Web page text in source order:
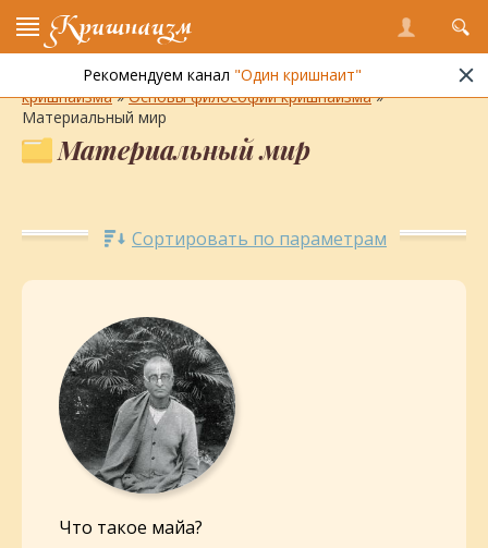
Кришнаизм
Рекомендуем канал "Один кришнаит"
Энциклопедия кришнаизма»Философия и практика
кришнаизма»Основы философии кришнаизма»
Материальный мир
Материальный мир
Сортировать по параметрам
Что такое майа?